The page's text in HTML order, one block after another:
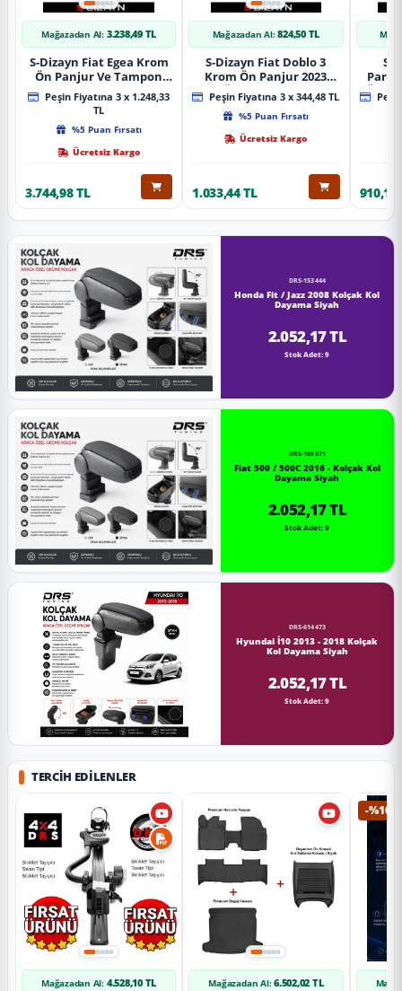
Mağazadan Al: 3.238,49 TL
S-Dizayn Fiat Egea Krom
Ön Panjur Ve Tampon
Çıta Seti Diamond Model
22 Prç. 2020 Üzeri (Parlak
Peşin Fiyatına 3 x 1.248,33
TL
%5 Puan Fırsatı
Ücretsiz Kargo
3.744,98 TL
Mağazadan Al: 824,50 TL
S-Dizayn Fiat Doblo 3
Krom Ön Panjur 2023
Üzeri A+ Kalite
Peşin Fiyatına 3 x 344,48 TL
%5 Puan Fırsatı
Ücretsiz Kargo
1.033,44 TL
S-
Ön
910,16
DRS-153444
Honda Fit / Jazz 2008 Kolçak Kol
Dayama Siyah
2.052,17 TL
Stok Adet: 9
DRS-109971
Fiat 500 / 500C 2016 - Kolçak Kol
Dayama Siyah
2.052,17 TL
Stok Adet: 9
DRS-614473
Hyundai İ10 2013 - 2018 Kolçak
Kol Dayama Siyah
2.052,17 TL
Stok Adet: 9
TERCIH EDILENLER
Mağazadan Al: 4.528,10 TL Mağazadan Al: 6.502,02 TL
-%10